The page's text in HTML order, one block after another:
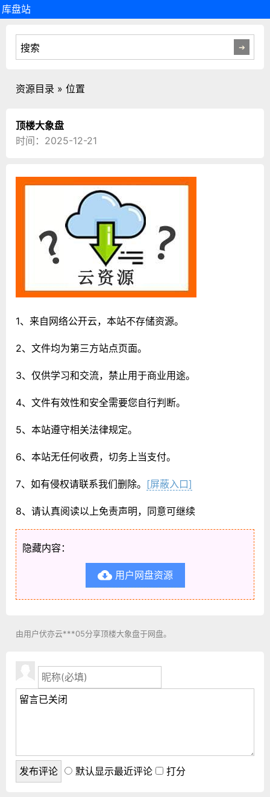
库盘站
资源目录 » 位置
顶楼大象盘
时间：2025-12-21
1、来自网络公开云，本站不存储资源。
2、文件均为第三方站点页面。
3、仅供学习和交流，禁止用于商业用途。
4、文件有效性和安全需要您自行判断。
5、本站遵守相关法律规定。
6、本站无任何收费，切务上当支付。
7、如有侵权请联系我们删除。 [屏蔽入口]
8、请认真阅读以上免责声明，同意可继续
隐藏内容：
用户网盘资源
由用户伏亦云***05分享顶楼大象盘于网盘。
默认显示最近评论 打分